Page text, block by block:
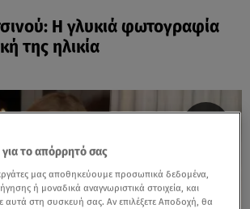
Η γλυκιά φωτογραφία
της ηλικία
το απόρρητό σας
μας αποθηκεύουμε προσωπικά δεδομένα,
ή μοναδικά αναγνωριστικά στοιχεία, και
στη συσκευή σας. Αν επιλέξετε Αποδοχή, θα